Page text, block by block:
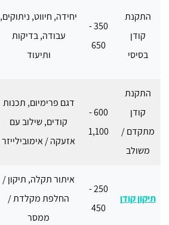
התקנת
קודן
בסיסי
350 -
650
יחידה, חיווט, ניתוקים,
עבודה, בדיקות
ותיעוד
התקנת
קודן
מתקדם /
משולב
600 -
1,100
דגם פרימיום, תכנות
קודים, שילוב עם
אזעקה / אימובילייזר
תיקון קודן
250 -
450
איתור תקלה, תיקון /
החלפת מקלדת /
ממסר